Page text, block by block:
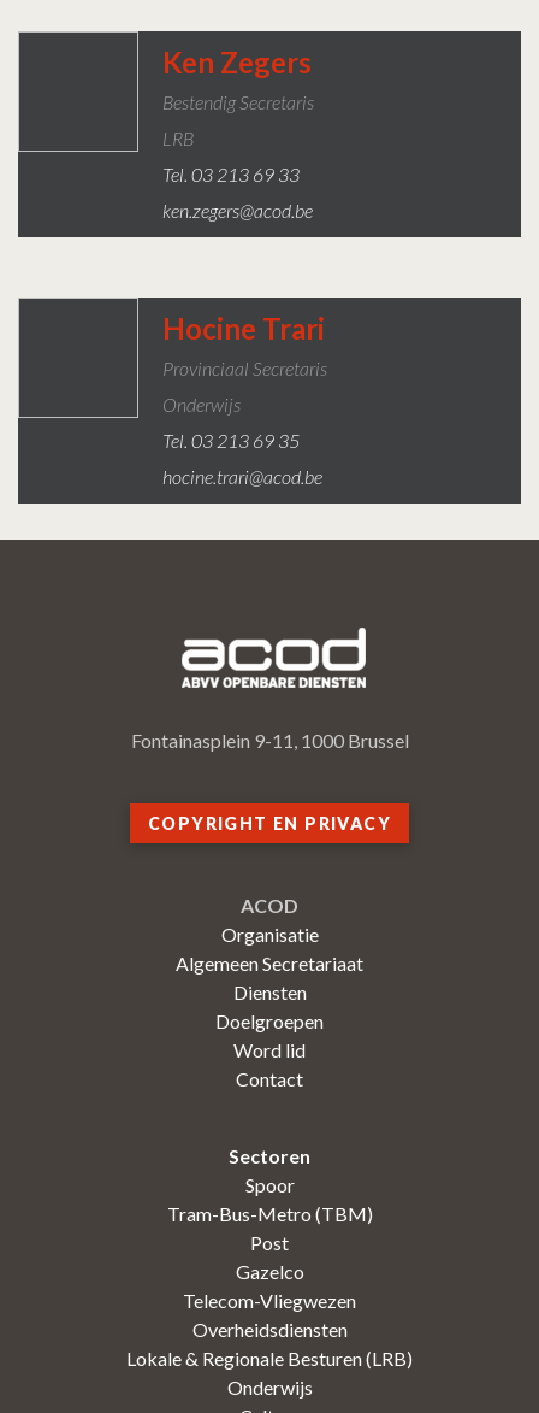
Ken Zegers
Bestendig Secretaris
LRB
Tel. 03 213 69 33
ken.zegers@acod.be
Hocine Trari
Provinciaal Secretaris
Onderwijs
Tel. 03 213 69 35
hocine.trari@acod.be
Fontainasplein 9-11, 1000 Brussel
COPYRIGHT EN PRIVACY
ACOD
Organisatie
Algemeen Secretariaat
Diensten
Doelgroepen
Word lid
Contact
Sectoren
Spoor
Tram-Bus-Metro (TBM)
Post
Gazelco
Telecom-Vliegwezen
Overheidsdiensten
Lokale & Regionale Besturen (LRB)
Onderwijs